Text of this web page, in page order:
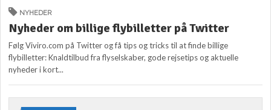
NYHEDER
Nyheder om billige flybilletter på Twitter
Følg Viviro.com på Twitter og få tips og tricks til at finde billige
flybilletter: Knaldtilbud fra flyselskaber, gode rejsetips og aktuelle
nyheder i kort...